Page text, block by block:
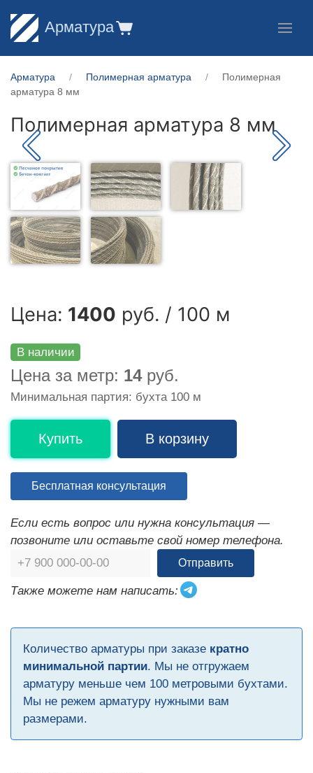
Арматура
Арматура Полимерная арматура
Полимерная
арматура 8 мм
Полимерная арматура 8 мм
Цена: 1400 руб. / 100 м
В наличии
Цена за метр: 14руб.
Минимальная партия: бухта 100 м
Купить В корзину
Бесплатная консультация
Если есть вопрос или нужна консультация —
позвоните или оставьте свой номер телефона.
Отправить
Также можете нам написать:
Количество арматуры при заказе кратно
минимальной партии. Мы не отгружаем
арматуру меньше чем 100 метровыми бухтами.
Мы не режем арматуру нужными вам
размерами.